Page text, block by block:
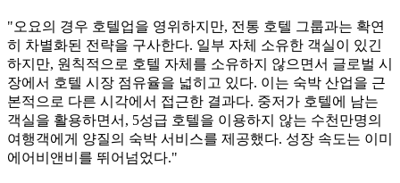
"오요의 경우 호텔업을 영위하지만, 전통 호텔 그룹과는 확연
히 차별화된 전략을 구사한다. 일부 자체 소유한 객실이 있긴
하지만, 원칙적으로 호텔 자체를 소유하지 않으면서 글로벌 시
장에서 호텔 시장 점유율을 넓히고 있다. 이는 숙박 산업을 근
본적으로 다른 시각에서 접근한 결과다. 중저가 호텔에 남는
객실을 활용하면서, 5성급 호텔을 이용하지 않는 수천만명의
여행객에게 양질의 숙박 서비스를 제공했다. 성장 속도는 이미
에어비앤비를 뛰어넘었다."